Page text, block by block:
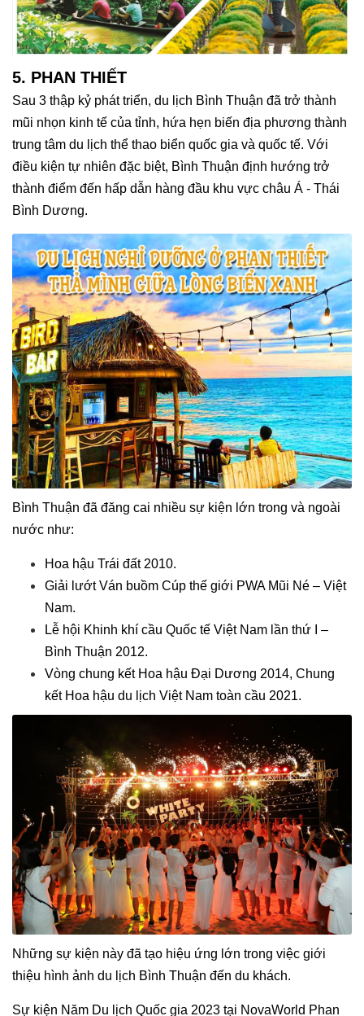
5. PHAN THIẾT
Sau 3 thập kỷ phát triển, du lịch Bình Thuận đã trở thành
mũi nhọn kinh tế của tỉnh, hứa hẹn biến địa phương thành
trung tâm du lịch thể thao biển quốc gia và quốc tế. Với
điều kiện tự nhiên đặc biệt, Bình Thuận định hướng trở
thành điểm đến hấp dẫn hàng đầu khu vực châu Á - Thái
Bình Dương.
Bình Thuận đã đăng cai nhiều sự kiện lớn trong và ngoài
nước như:
Hoa hậu Trái đất 2010.
Giải lướt Ván buồm Cúp thế giới PWA Mũi Né – Việt
Nam.
Lễ hội Khinh khí cầu Quốc tế Việt Nam lần thứ I –
Bình Thuận 2012.
Vòng chung kết Hoa hậu Đại Dương 2014, Chung
kết Hoa hậu du lịch Việt Nam toàn cầu 2021.
Những sự kiện này đã tạo hiệu ứng lớn trong việc giới
thiệu hình ảnh du lịch Bình Thuận đến du khách.
Sự kiện Năm Du lịch Quốc gia 2023 tại NovaWorld Phan